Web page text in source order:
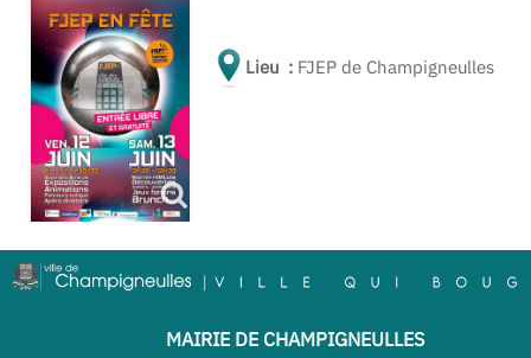
Lieu : FJEP de Champigneulles
MAIRIE DE CHAMPIGNEULLES